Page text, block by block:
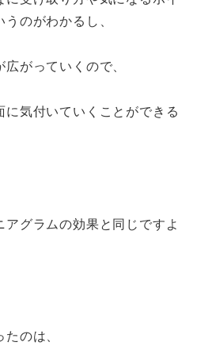
のがわかるし、
がっていくので、
に気付いていくことができる
アグラムの効果と同じですよ
のは、